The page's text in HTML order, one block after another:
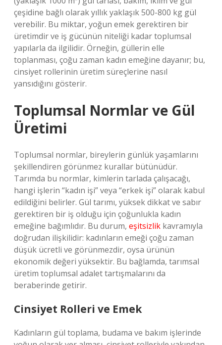
çeşidine bağlı olarak yıllık yaklaşık 500-800 kg gül
verebilir. Bu miktar, yoğun emek gerektiren bir
üretimdir ve iş gücünün niteliği kadar toplumsal
yapılarla da ilgilidir. Örneğin, güllerin elle
toplanması, çoğu zaman kadın emeğine dayanır; bu,
cinsiyet rollerinin üretim süreçlerine nasıl
yansıdığını gösterir.
Toplumsal Normlar ve Gül
Üretimi
Toplumsal normlar, bireylerin günlük yaşamlarını
şekillendiren görünmez kurallar bütünüdür.
Tarımda bu normlar, kimlerin tarlada çalışacağı,
hangi işlerin “kadın işi” veya “erkek işi” olarak kabul
edildiğini belirler. Gül tarımı, yüksek dikkat ve sabır
gerektiren bir iş olduğu için çoğunlukla kadın
emeğine bağımlıdır. Bu durum, eşitsizlik kavramıyla
doğrudan ilişkilidir: kadınların emeği çoğu zaman
düşük ücretli ve görünmezdir, oysa ürünün
ekonomik değeri yüksektir. Bu bağlamda, tarımsal
üretim toplumsal adalet tartışmalarını da
beraberinde getirir.
Cinsiyet Rolleri ve Emek
Kadınların gül toplama, budama ve bakım işlerinde